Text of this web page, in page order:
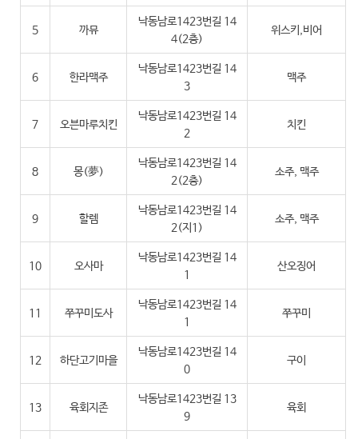
5 까뮤
낙동남로1423번길 14
4(2층)
위스키,비어
6 한라맥주
낙동남로1423번길 14
3
맥주
7 오븐마루치킨
낙동남로1423번길 14
2
치킨
8 몽(夢)
낙동남로1423번길 14
2(2층)
소주, 맥주
9 할렘
낙동남로1423번길 14
2(지1)
소주, 맥주
10 오사마
낙동남로1423번길 14
1
산오징어
11 쭈꾸미도사
낙동남로1423번길 14
1
쭈꾸미
12 하단고기마을
낙동남로1423번길 14
0
구이
13 육회지존
낙동남로1423번길 13
9
육회